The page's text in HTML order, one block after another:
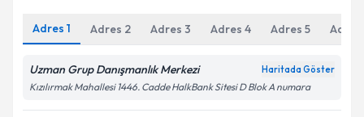
kapsamda işlenmesini kabul ediyorum.
Takvim Talebini Gönder
Adres 1 Adres 2 Adres 3 Adres 4 Adres 5 Adres
Uzman Grup Danışmanlık Merkezi Haritada Göster
Kızılırmak Mahallesi 1446. Cadde HalkBank Sitesi D Blok A numara